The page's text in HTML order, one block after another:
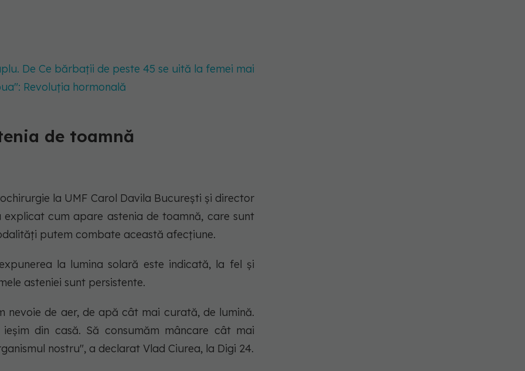
De Ce bărbații de peste 45 se uită la femei mai
Revoluția hormonală
de toamnă
la UMF Carol Davila București și director
explicat cum apare astenia de toamnă, care sunt
putem combate această afecţiune.
la lumina solară este indicată, la fel şi
asteniei sunt persistente.
nevoie de aer, de apă cât mai curată, de lumină.
din casă. Să consumăm mâncare cât mai
nostru", a declarat Vlad Ciurea, la Digi 24.